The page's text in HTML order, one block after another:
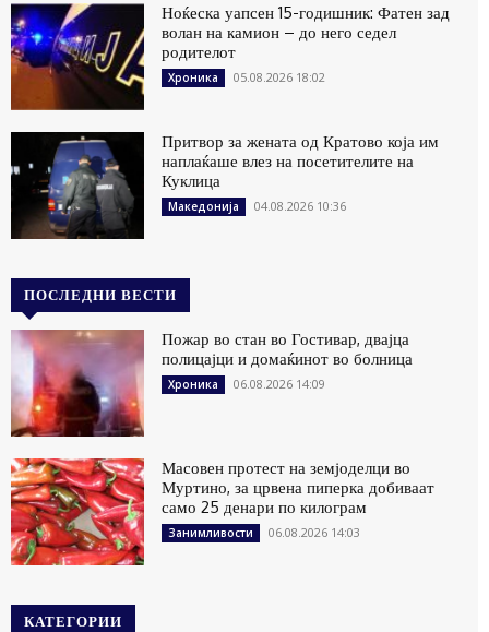
Ноќеска уапсен 15-годишник: Фатен зад
волан на камион – до него седел
родителот
Хроника 05.08.2026 18:02
Притвор за жената од Кратово која им
наплаќаше влез на посетителите на
Куклица
Македонија 04.08.2026 10:36
ПОСЛЕДНИ ВЕСТИ
Пожар во стан во Гостивар, двајца
полицајци и домаќинот во болница
Хроника 06.08.2026 14:09
Масовен протест на земјоделци во
Муртино, за црвена пиперка добиваат
само 25 денари по килограм
Занимливости 06.08.2026 14:03
КАТЕГОРИИ